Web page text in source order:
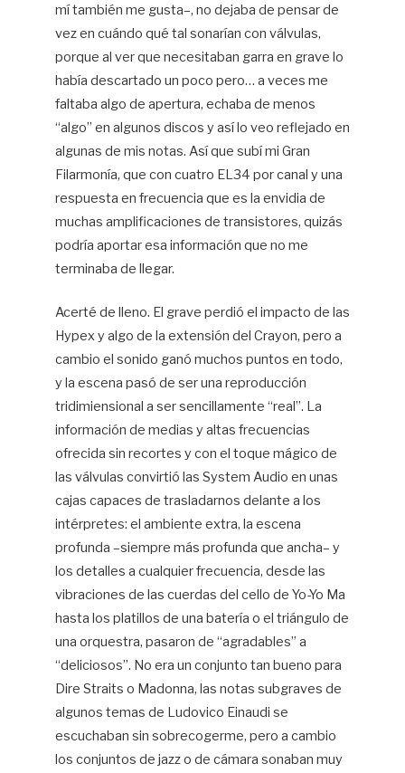
mí también me gusta–, no dejaba de pensar de
vez en cuándo qué tal sonarían con válvulas,
porque al ver que necesitaban garra en grave lo
había descartado un poco pero… a veces me
faltaba algo de apertura, echaba de menos
“algo” en algunos discos y así lo veo reflejado en
algunas de mis notas. Así que subí mi Gran
Filarmonía, que con cuatro EL34 por canal y una
respuesta en frecuencia que es la envidia de
muchas amplificaciones de transistores, quizás
podría aportar esa información que no me
terminaba de llegar.
Acerté de lleno. El grave perdió el impacto de las
Hypex y algo de la extensión del Crayon, pero a
cambio el sonido ganó muchos puntos en todo,
y la escena pasó de ser una reproducción
tridimiensional a ser sencillamente “real”. La
información de medias y altas frecuencias
ofrecida sin recortes y con el toque mágico de
las válvulas convirtió las System Audio en unas
cajas capaces de trasladarnos delante a los
intérpretes: el ambiente extra, la escena
profunda –siempre más profunda que ancha– y
los detalles a cualquier frecuencia, desde las
vibraciones de las cuerdas del cello de Yo-Yo Ma
hasta los platillos de una batería o el triángulo de
una orquestra, pasaron de “agradables” a
“deliciosos”. No era un conjunto tan bueno para
Dire Straits o Madonna, las notas subgraves de
algunos temas de Ludovico Einaudi se
escuchaban sin sobrecogerme, pero a cambio
los conjuntos de jazz o de cámara sonaban muy